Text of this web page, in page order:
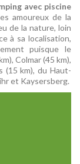
avec piscine
amoureux de la
de la nature, loin
à sa localisation,
puisque le
Colmar (45 km),
km), du Haut-
et Kaysersberg.